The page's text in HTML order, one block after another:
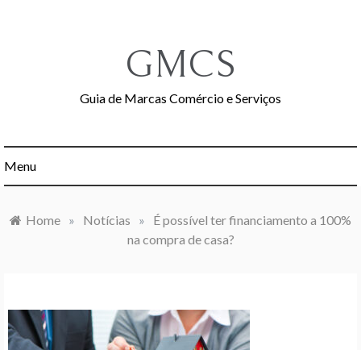
GMCS
Guia de Marcas Comércio e Serviços
Menu
Home » Notícias »
É possível ter financiamento a 100%
na compra de casa?